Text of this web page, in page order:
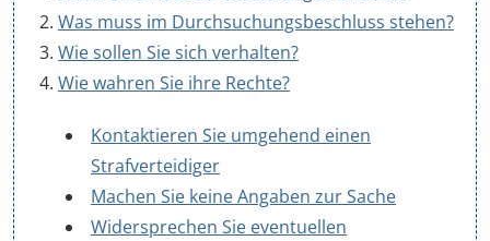
Was muss im Durchsuchungsbeschluss stehen?
Wie sollen Sie sich verhalten?
Wie wahren Sie ihre Rechte?
Kontaktieren Sie umgehend einen
Strafverteidiger
Machen Sie keine Angaben zur Sache
Widersprechen Sie eventuellen